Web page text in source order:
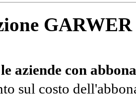
aziende con
sul costo